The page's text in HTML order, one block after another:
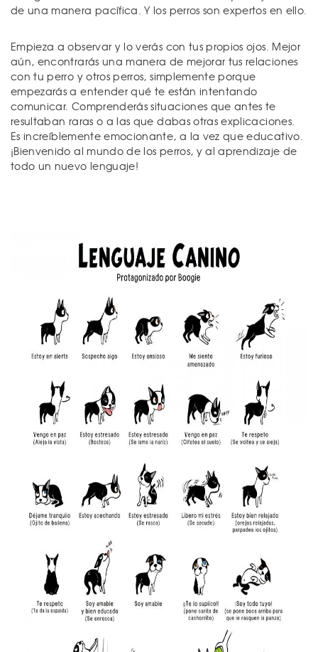
de una manera pacífica. Y los perros son expertos en ello.
Empieza a observar y lo verás con tus propios ojos. Mejor
aún, encontrarás una manera de mejorar tus relaciones
con tu perro y otros perros, simplemente porque
empezarás a entender qué te están intentando
comunicar. Comprenderás situaciones que antes te
resultaban raras o a las que dabas otras explicaciones.
Es increíblemente emocionante, a la vez que educativo.
¡Bienvenido al mundo de los perros, y al aprendizaje de
todo un nuevo lenguaje!